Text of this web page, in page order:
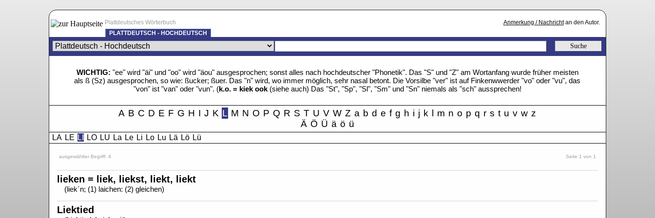
Anmerkung / Nachrichtan den Autor.
Plattdeutsches Wörterbuch
PLATTDEUTSCH - HOCHDEUTSCH
WICHTIG: "ee" wird "äi" und "oo" wird "äou" ausgesprochen; sonst alles nach hochdeutscher "Phonetik". Das "S" und "Z" am Wortanfang wurde früher meisten
als ß (Sz) ausgesprochen, so wie: ßucker; ßuer. Das "n" wird, wo immer möglich, sehr nasal betont. Die Vorsilbe "ver" ist auf Finkenwwerder "vo" oder "vu", das
"von" ist "van" oder "vun". (k.o. = kiek ook(siehe auch) Das "St", "Sp", "Sl", "Sm" und "Sn" niemals als "sch" aussprechen!
A B C D E F G H I J K L M N O P Q R S T U V W Z a b d e f g h i j k l m n o p q r s t u v w z
Ä Ö Ü ä ö ü
LA LE LI LO LU La Le Li Lo Lu Lä Lö Lü
ausgewählter Begriff: 4 Seite 1 von 1
lieken = liek, liekst, liekt, liekt
(liek´n; (1) laichen: (2) gleichen)
Liektied